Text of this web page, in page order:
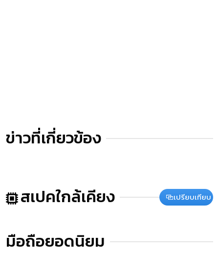
ข่าวที่เกี่ยวข้อง
สเปคใกล้เคียง เปรียบเทียบ
มือถือยอดนิยม